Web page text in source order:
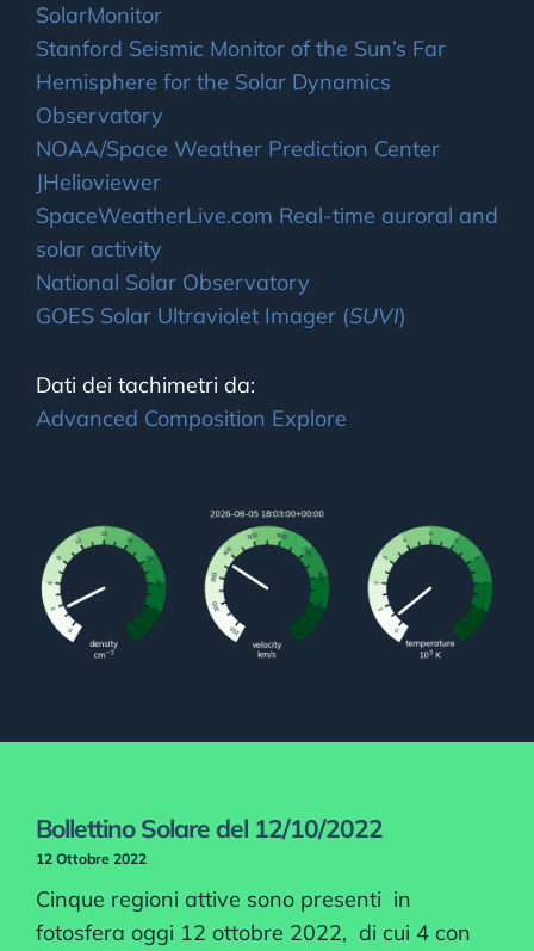
SolarMonitor
Stanford Seismic Monitor of the Sun’s Far
Hemisphere for the Solar Dynamics
Observatory
NOAA/Space Weather Prediction Center
JHelioviewer
SpaceWeatherLive.com Real-time auroral and
solar activity
National Solar Observatory
GOES Solar Ultraviolet Imager (SUVI)
Dati dei tachimetri da:
Advanced Composition Explore
Bollettino Solare del 12/10/2022
12 Ottobre 2022
Cinque regioni attive sono presenti in
fotosfera oggi 12 ottobre 2022, di cui 4 con